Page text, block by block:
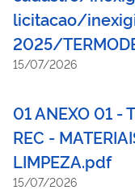
licitacao/
2025/
15/07/2026
01 ANEXO 01 -
REC -
LIMPEZA.pdf
15/07/2026